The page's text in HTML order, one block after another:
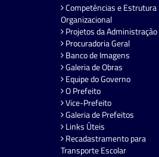
Competências e Estrutura
Organizacional
Projetos da Administração
Procuradoria Geral
Banco de Imagens
Galeria de Obras
Equipe do Governo
O Prefeito
Vice-Prefeito
Galeria de Prefeitos
Links Úteis
Recadastramento para
Transporte Escolar